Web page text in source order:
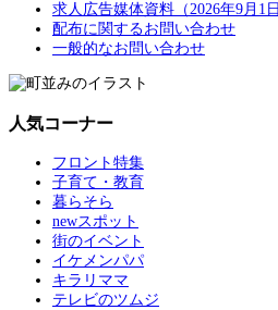
求人広告媒体資料（2026年9月1
配布に関するお問い合わせ
一般的なお問い合わせ
人気コーナー
フロント特集
子育て・教育
暮らそら
newスポット
街のイベント
イケメンパパ
キラリママ
テレビのツムジ